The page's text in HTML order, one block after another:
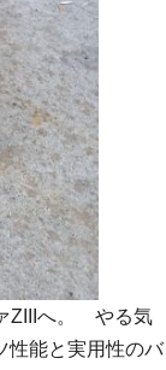
ZIIIへ。 やる気
性能と実用性のバ